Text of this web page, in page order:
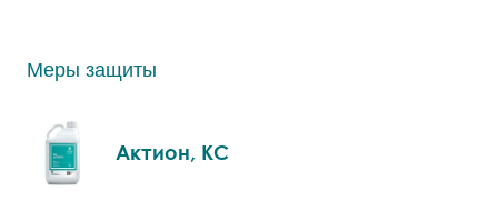
Меры защиты
Актион, КС